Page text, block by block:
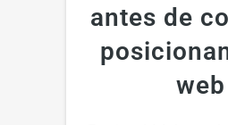
antes de
web